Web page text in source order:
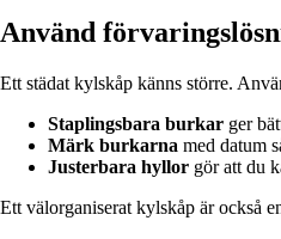
Använd
Ett städat kylskåp känns större.
Staplingsbara burkar ger
Märk burkarna med datum
Justerbara hyllor gör att du
Ett välorganiserat kylskåp är också